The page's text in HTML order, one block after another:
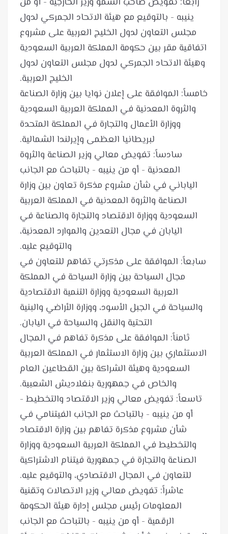
ينيبه - بالتوقيع مع هيئة الاتحاد الجمركي لدول
مجلس التعاون لدول الخليج العربية على مشروع
اتفاقية مقر بين حكومة المملكة العربية السعودية
وهيئة الاتحاد الجمركي لدول مجلس التعاون لدول
خامساً: الموافقة على إعلان نوايا بين وزارة الصناعة
والثروة المعدنية في المملكة العربية السعودية
ووزارة الأعمال والتجارة في المملكة المتحدة
سادساً: تفويض معالي وزير الصناعة والثروة
المعدنية - أو من ينيبه - بالتباحث مع الجانب
الياباني في شأن مشروع مذكرة تعاون بين وزارة
الصناعة والثروة المعدنية في المملكة العربية
السعودية ووزارة الاقتصاد والتجارة والصناعة في
اليابان في مجال التعدين والموارد المعدنية،
سابعاً: الموافقة على مذكرتي تفاهم للتعاون في
مجال السياحة بين وزارة السياحة في المملكة
العربية السعودية ووزارة التنمية الاقتصادية
والسياحة في الجبل الأسود، ووزارة الأراضي والبنية
ثامناً: الموافقة على مذكرة تفاهم في المجال
الاستثماري بين وزارة الاستثمار في المملكة العربية
السعودية وهيئة الشراكة بين القطاعين العام
تاسعاً: تفويض معالي وزير الاقتصاد والتخطيط -
أو من ينيبه - بالتباحث مع الجانب الفيتنامي في
شأن مشروع مذكرة تفاهم بين وزارة الاقتصاد
والتخطيط في المملكة العربية السعودية ووزارة
الصناعة والتجارة في جمهورية فيتنام الاشتراكية
عاشراً: تفويض معالي وزير الاتصالات وتقنية
المعلومات رئيس مجلس إدارة هيئة الحكومة
الرقمية - أو من ينيبه - بالتباحث مع الجانب